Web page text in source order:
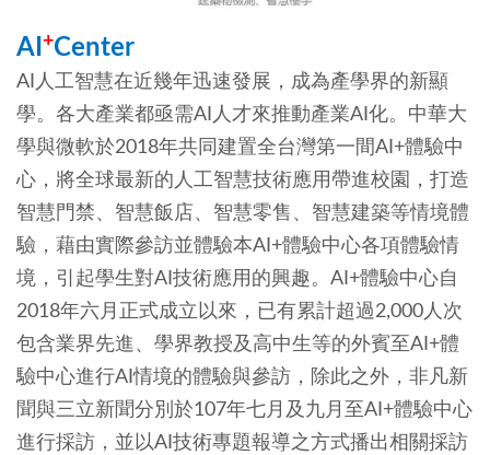
AI +Center
AI人工智慧在近幾年迅速發展，成為產學界的新顯
學。各大產業都亟需AI人才來推動產業AI化。中華大
學與微軟於2018年共同建置全台灣第一間AI+體驗中
心，將全球最新的人工智慧技術應用帶進校園，打造
智慧門禁、智慧飯店、智慧零售、智慧建築等情境體
驗，藉由實際參訪並體驗本AI+體驗中心各項體驗情
境，引起學生對AI技術應用的興趣。AI+體驗中心自
2018年六月正式成立以來，已有累計超過2,000人次
包含業界先進、學界教授及高中生等的外賓至AI+體
驗中心進行AI情境的體驗與參訪，除此之外，非凡新
聞與三立新聞分別於107年七月及九月至AI+體驗中心
進行採訪，並以AI技術專題報導之方式播出相關採訪